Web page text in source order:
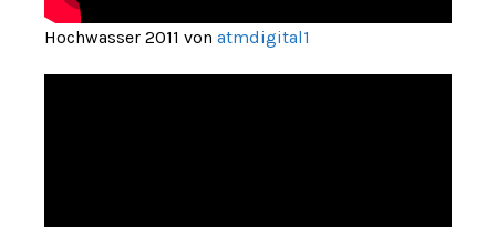
Hochwasser 2011 von atmdigital1